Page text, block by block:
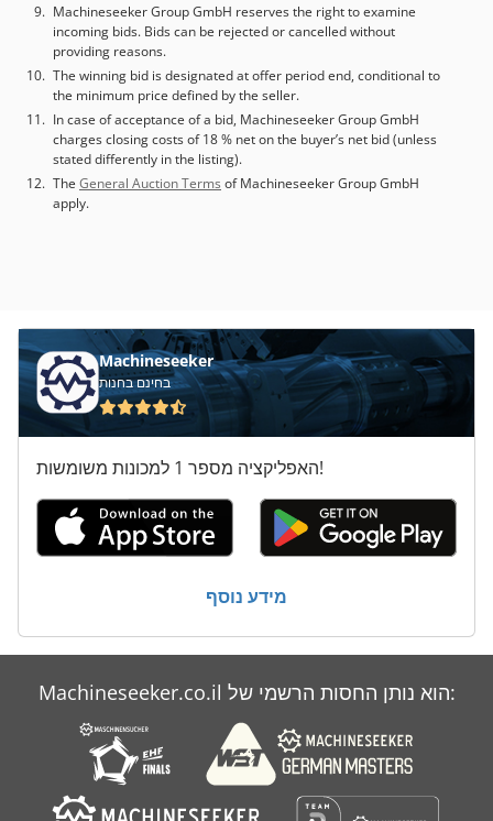
Machineseeker Group GmbH reserves the right to examine
incoming bids. Bids can be rejected or cancelled without
providing reasons.
The winning bid is designated at offer period end, conditional to
the minimum price defined by the seller.
In case of acceptance of a bid, Machineseeker Group GmbH
charges closing costs of 18 % net on the buyer’s net bid (unless
stated differently in the listing).
The General Auction Terms of Machineseeker Group GmbH
apply.
Machineseeker
בחינם בחנות
האפליקציה מספר 1 למכונות משומשות!
מידע נוסף
Machineseeker.co.il הוא נותן החסות הרשמי של: